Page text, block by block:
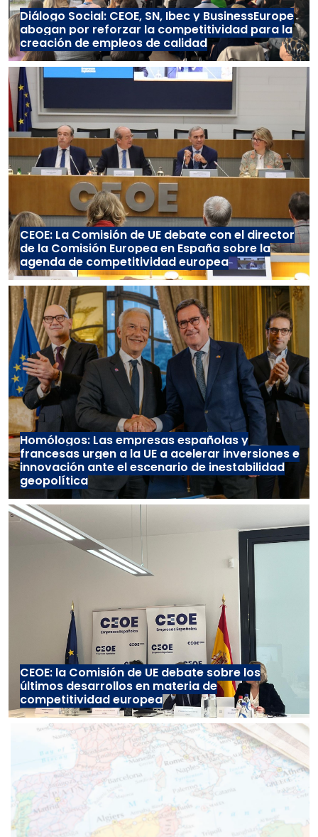
Diálogo Social: CEOE, SN, Ibec y BusinessEurope
abogan por reforzar la competitividad para la
creación de empleos de calidad
CEOE: La Comisión de UE debate con el director
de la Comisión Europea en España sobre la
agenda de competitividad europea
Homólogos: Las empresas españolas y
francesas urgen a la UE a acelerar inversiones e
innovación ante el escenario de inestabilidad
geopolítica
CEOE: la Comisión de UE debate sobre los
últimos desarrollos en materia de
competitividad europea